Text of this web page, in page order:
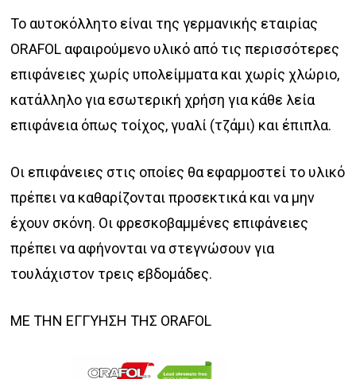
€18.00
through
€47.00
Το αυτοκόλλητο είναι της γερμανικής εταιρίας
ORAFOL αφαιρούμενο υλικό από τις περισσότερες
επιφάνειες χωρίς υπολείμματα και χωρίς χλώριο,
κατάλληλο για εσωτερική χρήση για κάθε λεία
επιφάνεια όπως τοίχος, γυαλί (τζάμι) και έπιπλα.
Οι επιφάνειες στις οποίες θα εφαρμοστεί το υλικό
πρέπει να καθαρίζονται προσεκτικά και να μην
έχουν σκόνη. Οι φρεσκοβαμμένες επιφάνειες
πρέπει να αφήνονται να στεγνώσουν για
τουλάχιστον τρεις εβδομάδες.
ΜΕ ΤΗΝ ΕΓΓΥΗΣΗ ΤΗΣ ORAFOL